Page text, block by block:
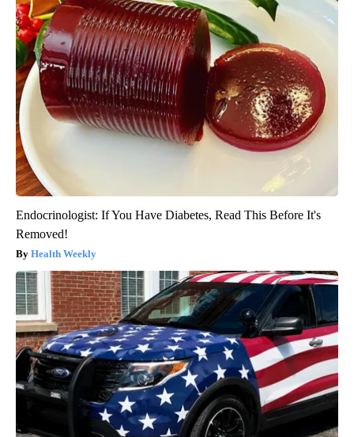
Endocrinologist: If You Have Diabetes, Read This Before It's
Removed!
Health Weekly